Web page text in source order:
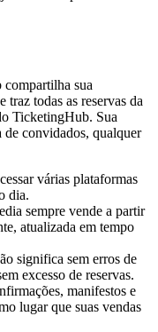
sua
todas as reservas da
TicketingHub. Sua
de convidados, qualquer
várias plataformas
dia.
sempre vende a partir
atualizada em tempo
significa sem erros de
excesso de reservas.
manifestos e
lugar que suas vendas